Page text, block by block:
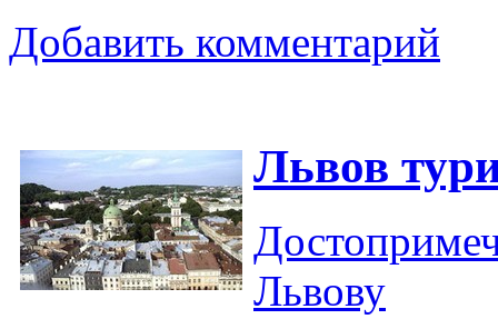
Добавить комментарий
Львов
Львову